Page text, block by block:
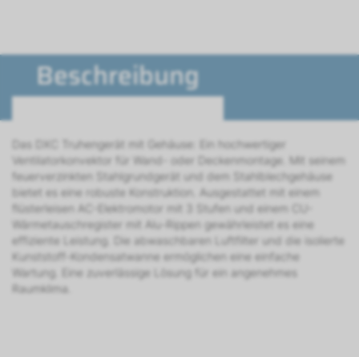
Beschreibung
Das DXC Truhengerät mit Gehäuse: Ein hochwertiger
Ventilatorkonvektor für Wand- oder Deckenmontage. Mit seinem
feuerverzinkten Stahlgrundgerät und dem Stahlblechgehäuse
bietet es eine robuste Konstruktion. Ausgestattet mit einem
flüsterleisen AC-Elektromotor mit 3 Stufen und einem CU-
Wärmetauschregister mit Alu-Rippen gewährleistet es eine
effiziente Leistung. Die abwaschbaren Luftfilter und die isolierte
Kunststoff-Kondensatwanne ermöglichen eine einfache
Wartung. Eine zuverlässige Lösung für ein angenehmes
Raumklima.